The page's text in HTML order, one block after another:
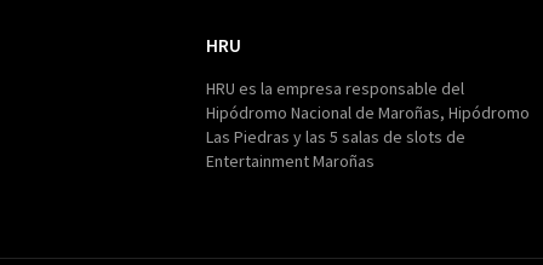
HRU
HRU es la empresa responsable del
Hipódromo Nacional de Maroñas, Hipódromo
Las Piedras y las 5 salas de slots de
Entertainment Maroñas